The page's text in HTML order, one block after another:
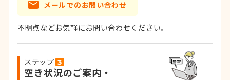
メールでのお問い合わせ
不明点などお気軽にお問い合わせください。
ステップ
空き状況のご案内・